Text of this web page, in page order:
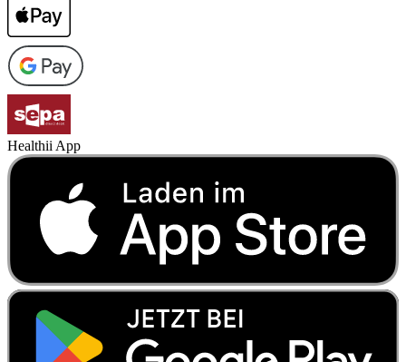
Healthii App